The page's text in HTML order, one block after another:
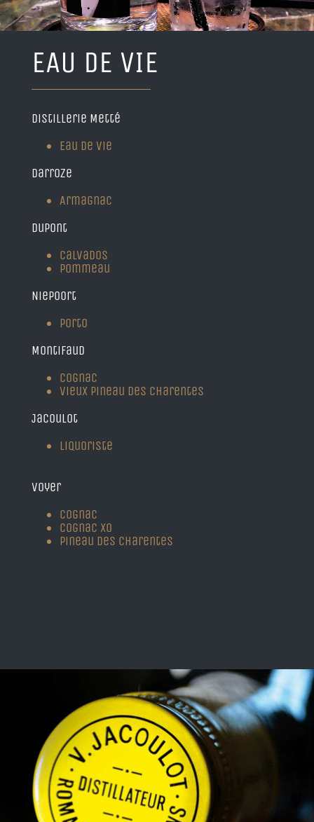
EAU DE VIE
Distillerie Metté
Eau de Vie
Darroze
Armagnac
Dupont
Calvados
Pommeau
Niepoort
Porto
Montifaud
Cognac
Vieux Pineau des Charentes
Jacoulot
Liquoriste
Voyer
Cognac
Cognac XO
Pineau des Charentes